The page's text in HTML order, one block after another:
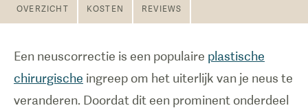
OVERZICHT KOSTEN REVIEWS
Een neuscorrectie is een populaire plastische
chirurgische ingreep om het uiterlijk van je neus te
veranderen. Doordat dit een prominent onderdeel